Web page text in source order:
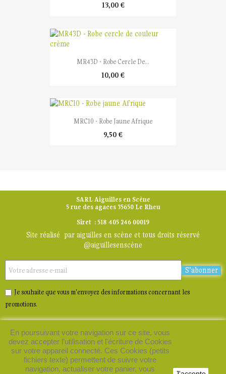
En poursuivant votre navigation sur ce site, vous
devez accepter l’utilisation et l'écriture de Cookies
sur votre appareil connecté. Ces Cookies (petits
fichiers texte) permettent de suivre votre
navigation, actualiser votre panier, vous
13,00 €
MR43D - Robe Cercle De...
10,00 €
MRC10 - Robe Jaune Afrique
9,50 €
SARL Aiguilles en Scène
5 rue des agaces 35650 Le Rheu
Siret : 518 405 246 00019
Site réalisé par aiguilles en scène et tous droits réservé
@aiguillesenscène
S’abonner
Je souhaite que vous m'envoyez des informations concernant les
promotions.